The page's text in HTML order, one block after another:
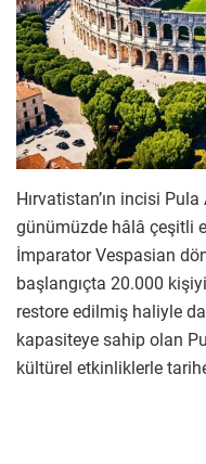
Hırvatistan’ın incisi
günümüzde hâlâ çeşitli
İmparator Vespasian
başlangıçta 20.000
restore edilmiş haliyle
kapasiteye sahip olan
kültürel etkinliklerle